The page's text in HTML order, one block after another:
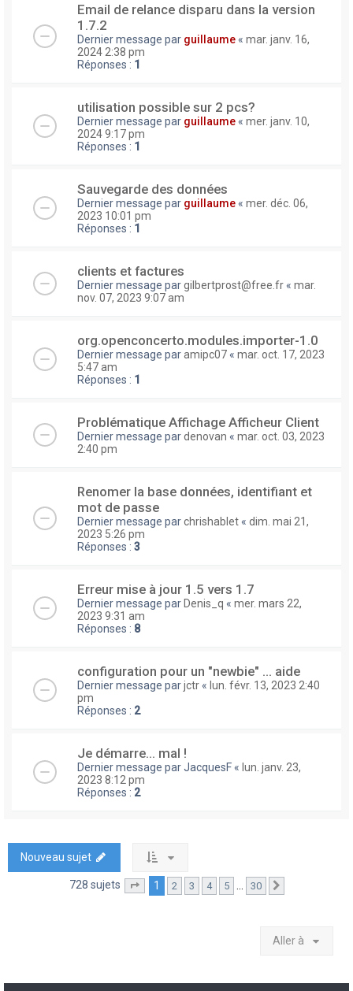
Email de relance disparu dans la version
1.7.2
Dernier message par guillaume « mar. janv. 16,
2024 2:38 pm
Réponses : 1
utilisation possible sur 2 pcs?
Dernier message par guillaume « mer. janv. 10,
2024 9:17 pm
Réponses : 1
Sauvegarde des données
Dernier message par guillaume « mer. déc. 06,
2023 10:01 pm
Réponses : 1
clients et factures
Dernier message pargilbertprost@free.fr « mar.
nov. 07, 2023 9:07 am
org.openconcerto.modules.importer-1.0
Dernier message paramipc07 « mar. oct. 17, 2023
5:47 am
Réponses : 1
Problématique Affichage Afficheur Client
Dernier message pardenovan « mar. oct. 03, 2023
2:40 pm
Renomer la base données, identifiant et
mot de passe
Dernier message parchrishablet « dim. mai 21,
2023 5:26 pm
Réponses : 3
Erreur mise à jour 1.5 vers 1.7
Dernier message par Denis_q « mer. mars 22,
2023 9:31 am
Réponses : 8
configuration pour un "newbie" ... aide
Dernier message parjctr « lun. févr. 13, 2023 2:40
pm
Réponses : 2
Je démarre... mal !
Dernier message parJacquesF « lun. janv. 23,
2023 8:12 pm
Réponses : 2
Nouveau sujet
728 sujets Page sur30
1 2 3 4 5 … 30
Aller à